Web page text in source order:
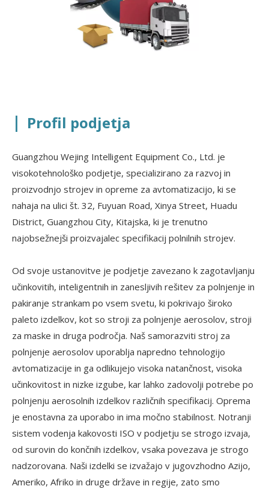
| Profil podjetja
Guangzhou Wejing Intelligent Equipment Co., Ltd. je
visokotehnološko podjetje, specializirano za razvoj in
proizvodnjo strojev in opreme za avtomatizacijo, ki se
nahaja na ulici št. 32, Fuyuan Road, Xinya Street, Huadu
District, Guangzhou City, Kitajska, ki je trenutno
najobsežnejši proizvajalec specifikacij polnilnih strojev.
Od svoje ustanovitve je podjetje zavezano k zagotavljanju
učinkovitih, inteligentnih in zanesljivih rešitev za polnjenje in
pakiranje strankam po vsem svetu, ki pokrivajo široko
paleto izdelkov, kot so stroji za polnjenje aerosolov, stroji
za maske in druga področja. Naš samorazviti stroj za
polnjenje aerosolov uporablja napredno tehnologijo
avtomatizacije in ga odlikujejo visoka natančnost, visoka
učinkovitost in nizke izgube, kar lahko zadovolji potrebe po
polnjenju aerosolnih izdelkov različnih specifikacij. Oprema
je enostavna za uporabo in ima močno stabilnost. Notranji
sistem vodenja kakovosti ISO v podjetju se strogo izvaja,
od surovin do končnih izdelkov, vsaka povezava je strogo
nadzorovana. Naši izdelki se izvažajo v jugovzhodno Azijo,
Ameriko, Afriko in druge države in regije, zato smo